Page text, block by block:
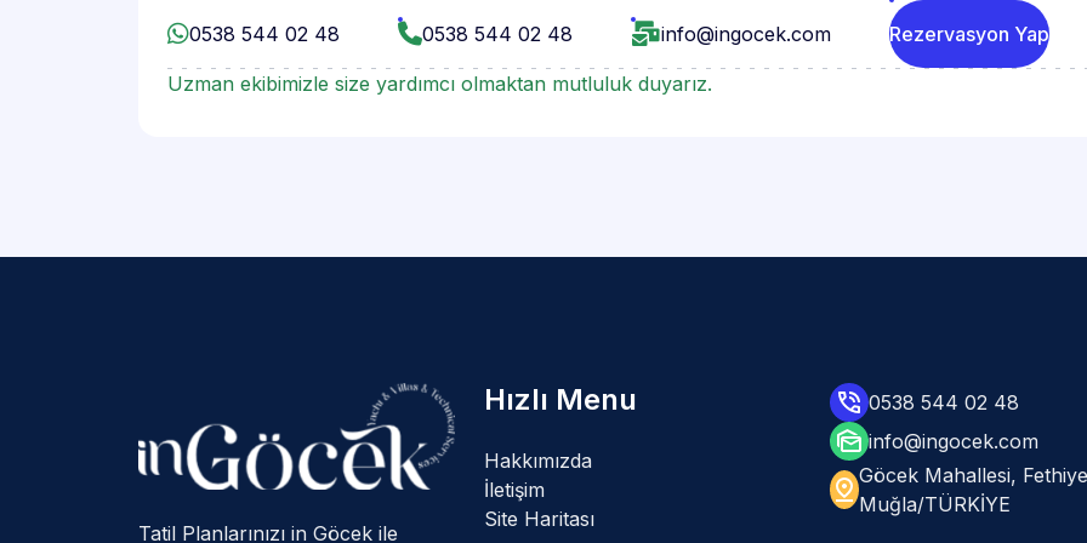
0538 544 02 48 0538 544 02 48 info@ingocek.com Rezervasyon Yap
Uzman ekibimizle size yardımcı olmaktan mutluluk duyarız.
Tatil Planlarınızı in Göcek ile
Hızlı Menu
Hakkımızda
İletişim
Site Haritası
0538 544 02 48
info@ingocek.com
Göcek Mahallesi,
Muğla/TÜRKİYE